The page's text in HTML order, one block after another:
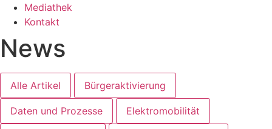
Mediathek
Kontakt
News
Alle Artikel Bürgeraktivierung
Daten und Prozesse Elektromobilität